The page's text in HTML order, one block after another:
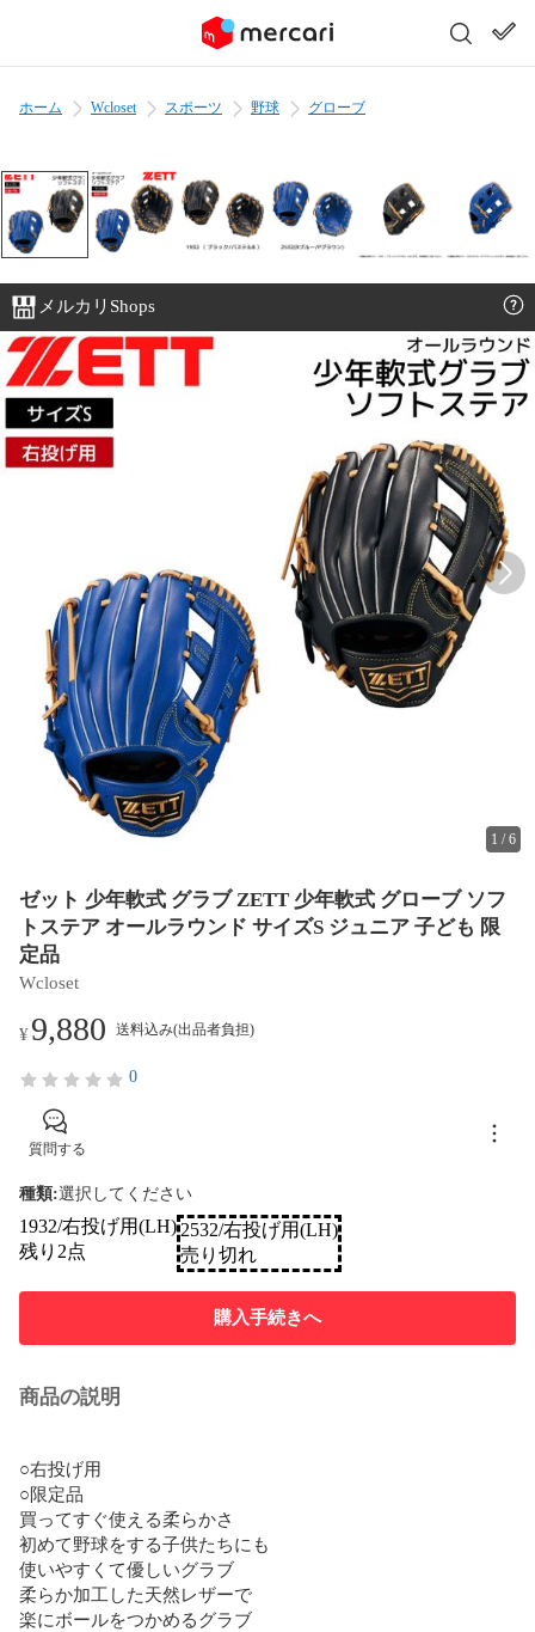
ホーム Wcloset スポーツ 野球 グローブ
メルカリShops
1 /6
ゼット 少年軟式 グラブ ZETT 少年軟式 グローブ ソフ
トステア オールラウンド サイズS ジュニア 子ども 限
定品
Wcloset
¥9,880 送料込み(出品者負担)
0
質問する
種類:選択してください
1932/右投げ用(LH)
残り2点
2532/右投げ用(LH)
売り切れ
購入手続きへ
商品の説明
○右投げ用
○限定品
買ってすぐ使える柔らかさ
初めて野球をする子供たちにも
使いやすくて優しいグラブ
柔らか加工した天然レザーで
楽にボールをつかめるグラブ